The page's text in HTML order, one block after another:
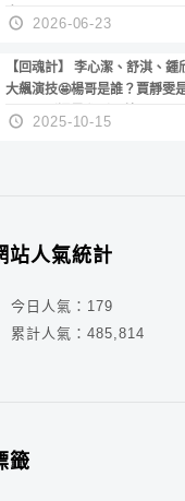
度？😍
2026-06-23
【回魂計】 李心潔、舒淇、鍾
大飆演技🤩楊哥是誰？賈靜雯
派？死刑還是私刑正義
2025-10-15
站人氣統計
今日人氣： 179
累計人氣： 485,814
籤